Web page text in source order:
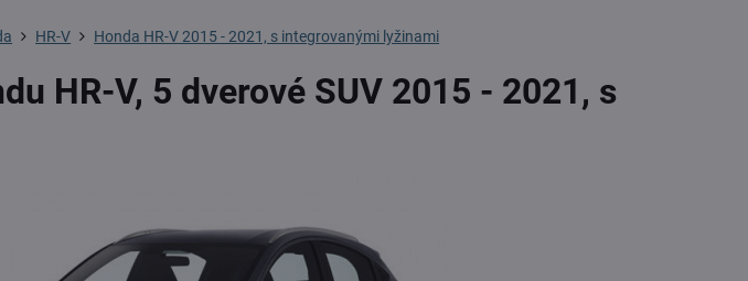
HR-V Honda HR-V 2015 - 2021, s integrovanými lyžinami
HR-V, 5 dverové SUV 2015 - 2021, s